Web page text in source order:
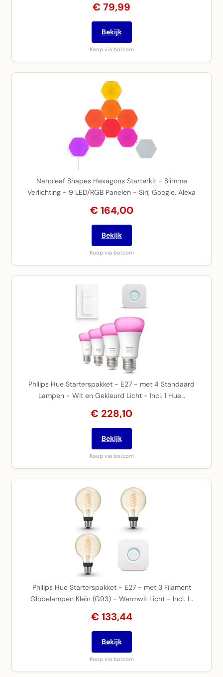
€ 79,99
Bekijk
Koop via bol.com
Nanoleaf Shapes Hexagons Starterkit - Slimme
Verlichting - 9 LED/RGB Panelen - Siri, Google, Alexa
€ 164,00
Bekijk
Koop via bol.com
Philips Hue Starterspakket - E27 - met 4 Standaard
Lampen - Wit en Gekleurd Licht - Incl. 1 Hue…
€ 228,10
Bekijk
Koop via bol.com
Philips Hue Starterspakket - E27 - met 3 Filament
Globelampen Klein (G93) - Warmwit Licht - Incl. 1…
€ 133,44
Bekijk
Koop via bol.com